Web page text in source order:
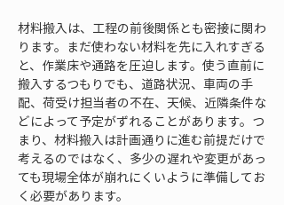
材料搬入は、工程の前後関係とも密接に関わ
ります。まだ使わない材料を先に入れすぎる
と、作業床や通路を圧迫します。使う直前に
搬入するつもりでも、道路状況、車両の手
配、荷受け担当者の不在、天候、近隣条件な
どによって予定がずれることがあります。つ
まり、材料搬入は計画通りに進む前提だけで
考えるのではなく、多少の遅れや変更があっ
ても現場全体が崩れにくいように準備してお
く必要があります。